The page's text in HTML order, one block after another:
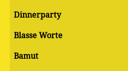
Dinnerparty
Blasse Worte
Bamut